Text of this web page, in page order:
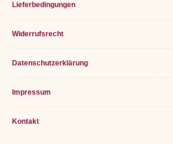
Lieferbedingungen
Widerrufsrecht
Datenschutzerklärung
Impressum
Kontakt